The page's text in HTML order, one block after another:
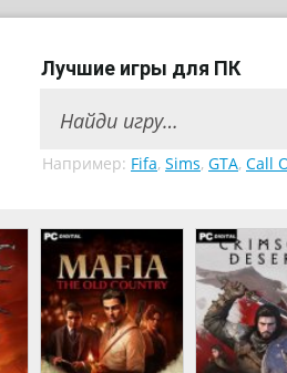
Лучшие игры для ПК
Например: Fifa, Sims, GTA, Call